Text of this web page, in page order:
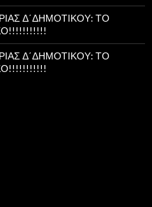
Δ΄ΔΗΜΟΤΙΚΟΥ: ΤΟ
Δ΄ΔΗΜΟΤΙΚΟΥ: ΤΟ